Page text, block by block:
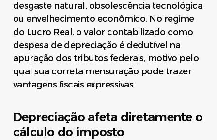
desgaste natural, obsolescência tecnológica
ou envelhecimento econômico. No regime
do Lucro Real, o valor contabilizado como
despesa de depreciação é dedutível na
apuração dos tributos federais, motivo pelo
qual sua correta mensuração pode trazer
vantagens fiscais expressivas.
Depreciação afeta diretamente o
cálculo do imposto